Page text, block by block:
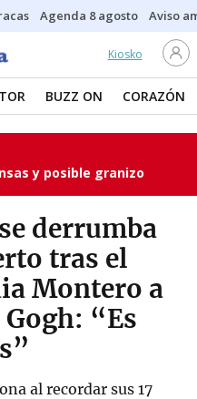
Agenda 8 agosto Aviso
Kiosko
BUZZ ON CORAZÓN
y posible granizo
derrumba
tras el
Montero a
Gogh: “Es
al recordar sus 17